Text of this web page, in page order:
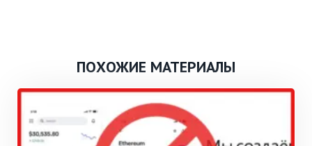
ПОХОЖИЕ МАТЕРИАЛЫ